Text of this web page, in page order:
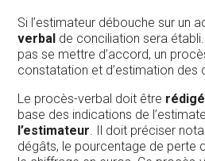
Si l’estimateur débouche sur un
verbal de conciliation sera
pas se mettre d’accord, un
constatation et d’estimation des
Le procès-verbal doit être
base des indications de
l’estimateur . Il doit préciser
dégâts, le pourcentage de perte